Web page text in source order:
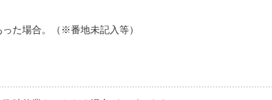
た場合。（※番地未記入等）